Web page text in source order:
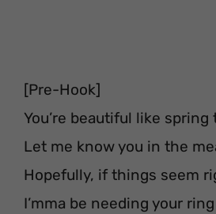
[Pre-Hook]
You’re beautiful like spring
Let me know you in the
Hopefully, if things seem
I’mma be needing your